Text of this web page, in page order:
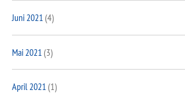
Juni 2021(4)
Mai 2021 (3)
April 2021(1)